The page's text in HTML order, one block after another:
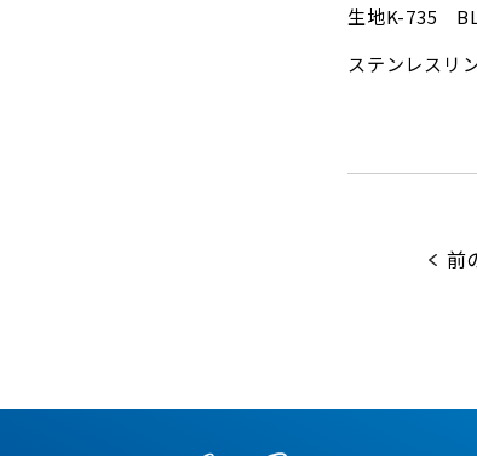
生地K-735
ステンレスリ
前